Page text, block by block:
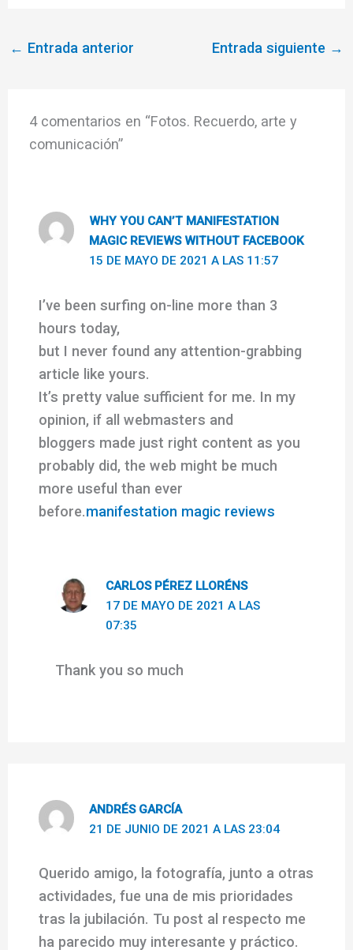
← Entrada anterior Entrada siguiente →
4 comentarios en “Fotos. Recuerdo, arte y
comunicación”
WHY YOU CAN’T MANIFESTATION
MAGIC REVIEWS WITHOUT FACEBOOK
15 DE MAYO DE 2021 A LAS 11:57
I’ve been surfing on-line more than 3
hours today,
but I never found any attention-grabbing
article like yours.
It’s pretty value sufficient for me. In my
opinion, if all webmasters and
bloggers made just right content as you
probably did, the web might be much
more useful than ever
before.manifestation magic reviews
CARLOS PÉREZ LLORÉNS
17 DE MAYO DE 2021 A LAS
07:35
Thank you so much
ANDRÉS GARCÍA
21 DE JUNIO DE 2021 A LAS 23:04
Querido amigo, la fotografía, junto a otras
actividades, fue una de mis prioridades
tras la jubilación. Tu post al respecto me
ha parecido muy interesante y práctico.